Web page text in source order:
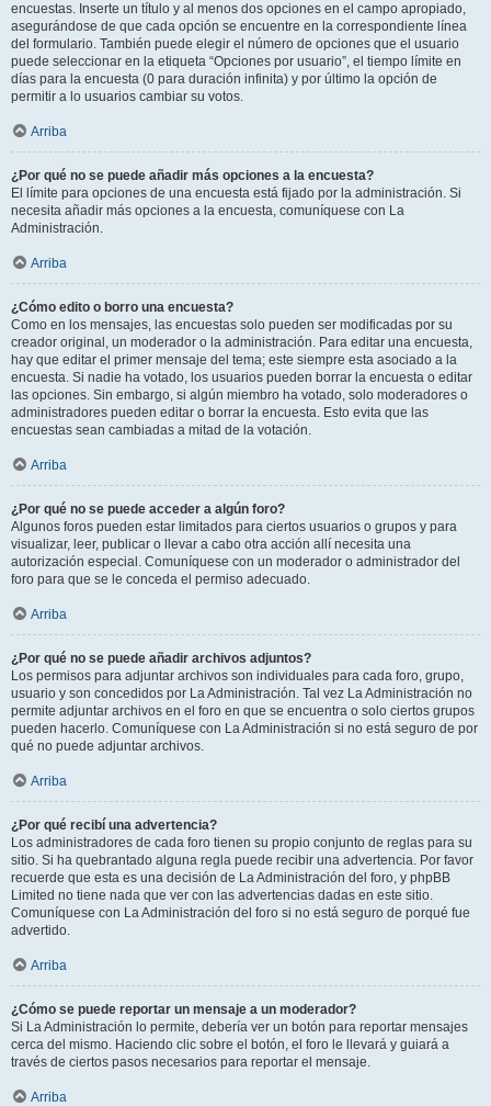
encuestas. Inserte un título y al menos dos opciones en el campo apropiado,
asegurándose de que cada opción se encuentre en la correspondiente línea
del formulario. También puede elegir el número de opciones que el usuario
puede seleccionar en la etiqueta “Opciones por usuario”, el tiempo límite en
días para la encuesta (0 para duración infinita) y por último la opción de
permitir a lo usuarios cambiar su votos.
Arriba
¿Por qué no se puede añadir más opciones a la encuesta?
El límite para opciones de una encuesta está fijado por la administración. Si
necesita añadir más opciones a la encuesta, comuníquese con La
Administración.
Arriba
¿Cómo edito o borro una encuesta?
Como en los mensajes, las encuestas solo pueden ser modificadas por su
creador original, un moderador o la administración. Para editar una encuesta,
hay que editar el primer mensaje del tema; este siempre esta asociado a la
encuesta. Si nadie ha votado, los usuarios pueden borrar la encuesta o editar
las opciones. Sin embargo, si algún miembro ha votado, solo moderadores o
administradores pueden editar o borrar la encuesta. Esto evita que las
encuestas sean cambiadas a mitad de la votación.
Arriba
¿Por qué no se puede acceder a algún foro?
Algunos foros pueden estar limitados para ciertos usuarios o grupos y para
visualizar, leer, publicar o llevar a cabo otra acción allí necesita una
autorización especial. Comuníquese con un moderador o administrador del
foro para que se le conceda el permiso adecuado.
Arriba
¿Por qué no se puede añadir archivos adjuntos?
Los permisos para adjuntar archivos son individuales para cada foro, grupo,
usuario y son concedidos por La Administración. Tal vez La Administración no
permite adjuntar archivos en el foro en que se encuentra o solo ciertos grupos
pueden hacerlo. Comuníquese con La Administración si no está seguro de por
qué no puede adjuntar archivos.
Arriba
¿Por qué recibí una advertencia?
Los administradores de cada foro tienen su propio conjunto de reglas para su
sitio. Si ha quebrantado alguna regla puede recibir una advertencia. Por favor
recuerde que esta es una decisión de La Administración del foro, y phpBB
Limited no tiene nada que ver con las advertencias dadas en este sitio.
Comuníquese con La Administración del foro si no está seguro de porqué fue
advertido.
Arriba
¿Cómo se puede reportar un mensaje a un moderador?
Si La Administración lo permite, debería ver un botón para reportar mensajes
cerca del mismo. Haciendo clic sobre el botón, el foro le llevará y guiará a
través de ciertos pasos necesarios para reportar el mensaje.
Arriba